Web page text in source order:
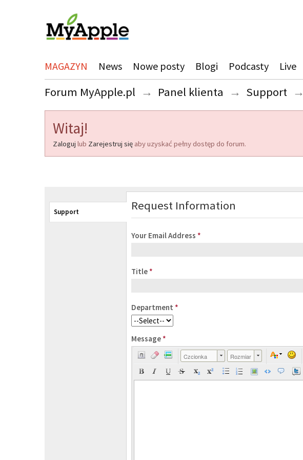
MAGAZYN News Nowe posty Blogi Podcasty Live
Forum MyApple.pl → Panel klienta → Support →
Witaj!
Zaloguj lub Zarejestruj się aby uzyskać pełny dostęp do forum.
Support Request Information
Your Email Address *
Title *
Department *
Message *
Czcionka Rozmiar